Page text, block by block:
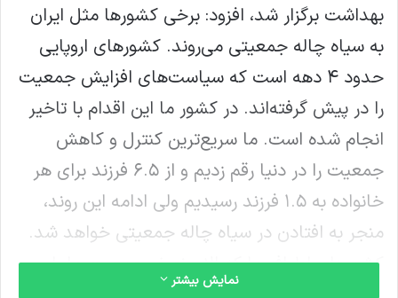
ل
بهداشت برگزار شد، افزود: برخی کشورها مثل ایران
به سیاه چاله جمعیتی می‌روند. کشورهای اروپایی
حدود ۴ دهه است که سیاست‌های افزایش جمعیت
را در پیش گرفته‌اند. در کشور ما این اقدام با تاخیر
انجام شده است. ما سریع‌ترین کنترل و کاهش
جمعیت را در دنیا رقم زدیم و از ۶.۵ فرزند برای هر
خانواده به ۱.۵ فرزند رسیدیم ولی ادامه این روند،
منجر به افتادن در سیاه چاله جمعیتی خواهد شد.
کشورهای اطراف ما که الان نصف جمعیت ما را
نمایش بیشتر